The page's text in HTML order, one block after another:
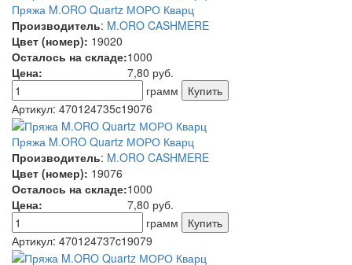
Пряжа M.ORO Quartz МОРО Кварц
Производитель: M.ORO CASHMERE
Цвет (номер): 19020
Осталось на складе:1000
Цена:
7,80 руб.
грамм
Артикул: 470124735c19076
Пряжа M.ORO Quartz МОРО Кварц
Производитель: M.ORO CASHMERE
Цвет (номер): 19076
Осталось на складе:1000
Цена:
7,80 руб.
грамм
Артикул: 470124737c19079